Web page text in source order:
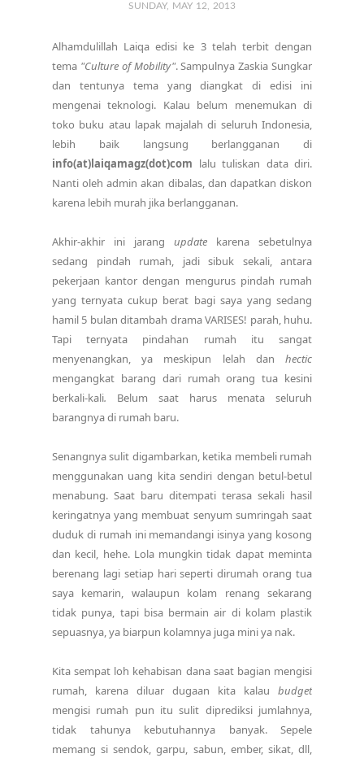
SUNDAY, MAY 12, 2013
Alhamdulillah Laiqa edisi ke 3 telah terbit dengan
tema "Culture of Mobility". Sampulnya Zaskia Sungkar
dan tentunya tema yang diangkat di edisi ini
mengenai teknologi. Kalau belum menemukan di
toko buku atau lapak majalah di seluruh Indonesia,
lebih baik langsung berlangganan di
info(at)laiqamagz(dot)com lalu tuliskan data diri.
Nanti oleh admin akan dibalas, dan dapatkan diskon
karena lebih murah jika berlangganan.
Akhir-akhir ini jarang update karena sebetulnya
sedang pindah rumah, jadi sibuk sekali, antara
pekerjaan kantor dengan mengurus pindah rumah
yang ternyata cukup berat bagi saya yang sedang
hamil 5 bulan ditambah drama VARISES! parah, huhu.
Tapi ternyata pindahan rumah itu sangat
menyenangkan, ya meskipun lelah dan hectic
mengangkat barang dari rumah orang tua kesini
berkali-kali. Belum saat harus menata seluruh
barangnya di rumah baru.
Senangnya sulit digambarkan, ketika membeli rumah
menggunakan uang kita sendiri dengan betul-betul
menabung. Saat baru ditempati terasa sekali hasil
keringatnya yang membuat senyum sumringah saat
duduk di rumah ini memandangi isinya yang kosong
dan kecil, hehe. Lola mungkin tidak dapat meminta
berenang lagi setiap hari seperti dirumah orang tua
saya kemarin, walaupun kolam renang sekarang
tidak punya, tapi bisa bermain air di kolam plastik
sepuasnya, ya biarpun kolamnya juga mini ya nak.
Kita sempat loh kehabisan dana saat bagian mengisi
rumah, karena diluar dugaan kita kalau budget
mengisi rumah pun itu sulit diprediksi jumlahnya,
tidak tahunya kebutuhannya banyak. Sepele
memang si sendok, garpu, sabun, ember, sikat, dll,